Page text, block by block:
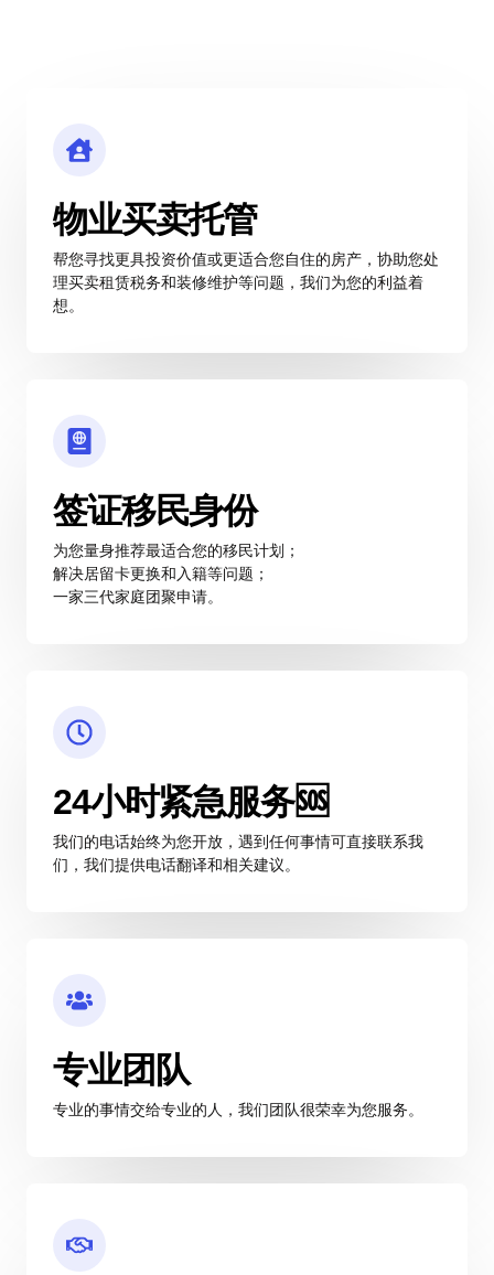
物业买卖托管
帮您寻找更具投资价值或更适合您自住的房产，协助您处
理买卖租赁税务和装修维护等问题，我们为您的利益着
想。
签证移民身份
为您量身推荐最适合您的移民计划；
解决居留卡更换和入籍等问题；
一家三代家庭团聚申请。
24小时紧急服务🆘
我们的电话始终为您开放，遇到任何事情可直接联系我
们，我们提供电话翻译和相关建议。
专业团队
专业的事情交给专业的人，我们团队很荣幸为您服务。